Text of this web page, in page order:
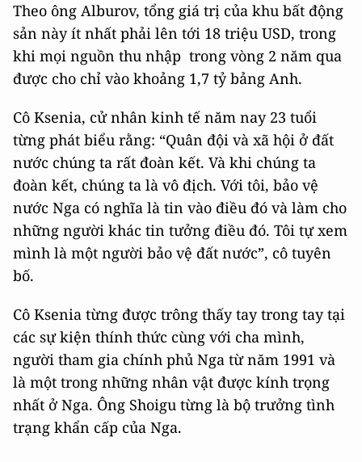
Theo ông Alburov, tổng giá trị của khu bất động
sản này ít nhất phải lên tới 18 triệu USD, trong
khi mọi nguồn thu nhập trong vòng 2 năm qua
được cho chỉ vào khoảng 1,7 tỷ bảng Anh.
Cô Ksenia, cử nhân kinh tế năm nay 23 tuổi
từng phát biểu rằng: “Quân đội và xã hội ở đất
nước chúng ta rất đoàn kết. Và khi chúng ta
đoàn kết, chúng ta là vô địch. Với tôi, bảo vệ
nước Nga có nghĩa là tin vào điều đó và làm cho
những người khác tin tưởng điều đó. Tôi tự xem
mình là một người bảo vệ đất nước”, cô tuyên
bố.
Cô Ksenia từng được trông thấy tay trong tay tại
các sự kiện thính thức cùng với cha mình,
người tham gia chính phủ Nga từ năm 1991 và
là một trong những nhân vật được kính trọng
nhất ở Nga. Ông Shoigu từng là bộ trưởng tình
trạng khẩn cấp của Nga.